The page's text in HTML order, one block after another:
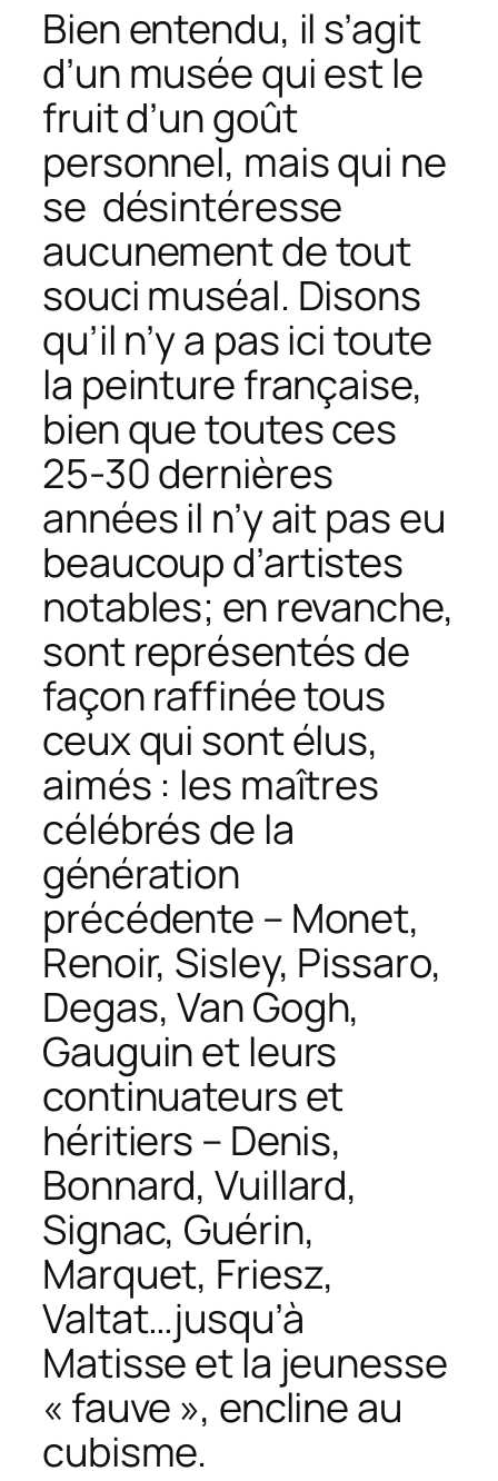
Bien entendu, il s’agit
d’un musée qui est le
fruit d’un goût
personnel, mais qui ne
se désintéresse
aucunement de tout
souci muséal. Disons
qu’il n’y a pas ici toute
la peinture française,
bien que toutes ces
25-30 dernières
années il n’y ait pas eu
beaucoup d’artistes
notables; en revanche,
sont représentés de
façon raffinée tous
ceux qui sont élus,
aimés : les maîtres
célébrés de la
génération
précédente – Monet,
Renoir, Sisley, Pissaro,
Degas, Van Gogh,
Gauguin et leurs
continuateurs et
héritiers – Denis,
Bonnard, Vuillard,
Signac, Guérin,
Marquet, Friesz,
Valtat…jusqu’à
Matisse et la jeunesse
« fauve », encline au
cubisme.